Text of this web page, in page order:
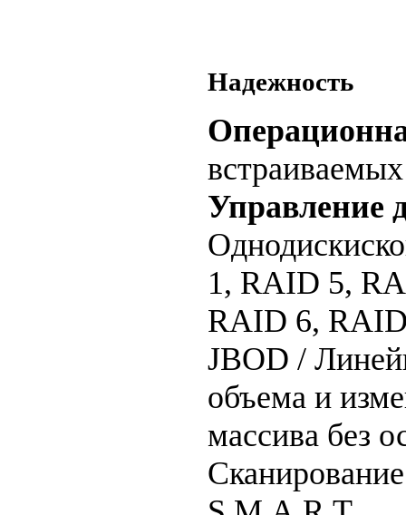
Надежность
Управление
1, RAID 5,
RAID 6, RAID
JBOD /
объема и
массива без